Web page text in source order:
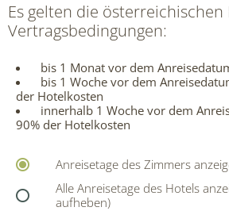
Es gelten die
Vertragsbedingungen:
bis 1 Monat vor dem
bis 1 Woche vor dem
der Hotelkosten
innerhalb 1 Woche vor dem
90% der Hotelkosten
Anreisetage des Zimmers
Alle Anreisetage des Hotels
aufheben)
Gutscheine